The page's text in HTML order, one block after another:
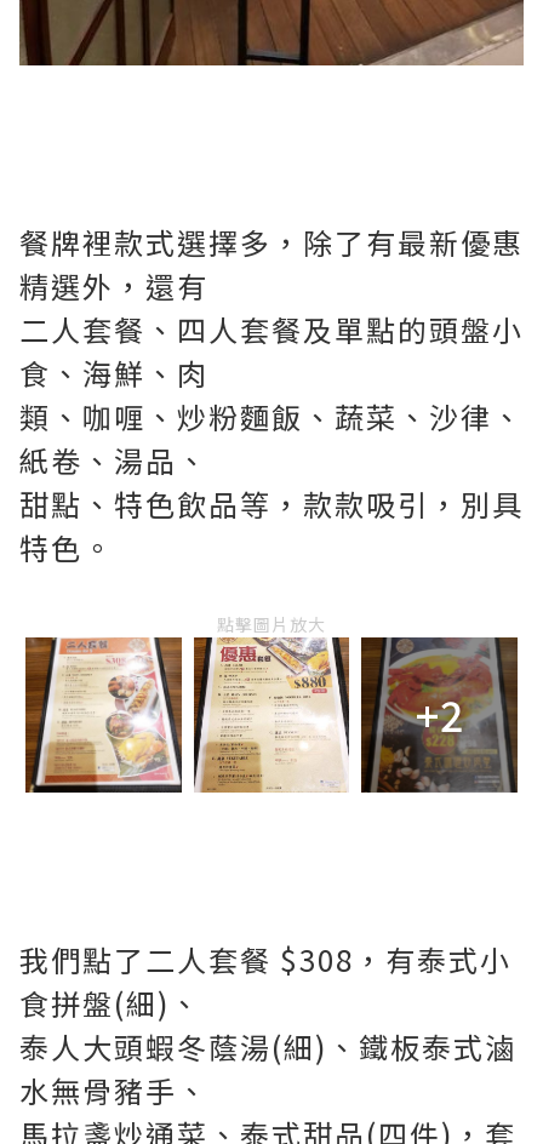
餐牌裡款式選擇多，除了有最新優惠
精選外，還有
二人套餐、四人套餐及單點的頭盤小
食、海鮮、肉
類、咖喱、炒粉麵飯、蔬菜、沙律、
紙卷、湯品、
甜點、特色飲品等，款款吸引，別具
特色。
點擊圖片放大
+2
我們點了二人套餐 $308，有泰式小
食拼盤(細)、
泰人大頭蝦冬蔭湯(細)、鐵板泰式滷
水無骨豬手、
馬拉盞炒通菜、泰式甜品(四件)，套